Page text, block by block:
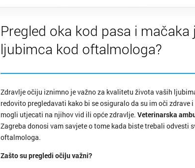
Pregled oka kod pasa i
ljubimca kod oftalmologa?
Zdravlje očiju iznimno je važno za kvalitetu života vaših
redovito pregledavati kako bi se osiguralo da su im oči zdrave
mogli utjecati na njihov vid ili opće zdravlje. Veterinarska
Zagreba donosi vam savjete o tome kada biste trebali odvesti
oftalmologa.
Zašto su pregledi očiju važni?